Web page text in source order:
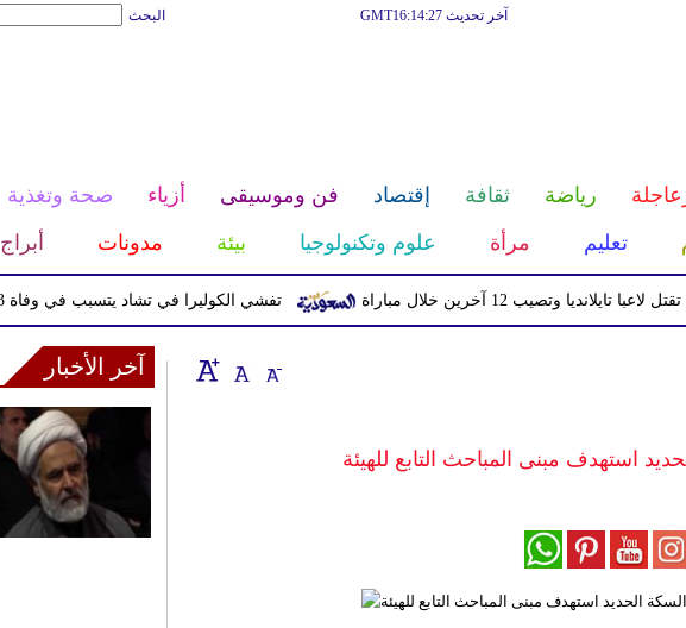
البحث آخر تحديث GMT16:14:27
رياضة ثقافة إقتصاد فن وموسيقى أزياء صحة وتغذية
تعليم مرأة علوم وتكنولوجيا بيئة مدونات أبراج
تفشي الكوليرا في تشاد يتسبب في وفاة 13 شخصا وتصيب 12 آخرين خلال مباراة
استهدف مبنى المباحث التابع للهيئة
آخر الأخبار